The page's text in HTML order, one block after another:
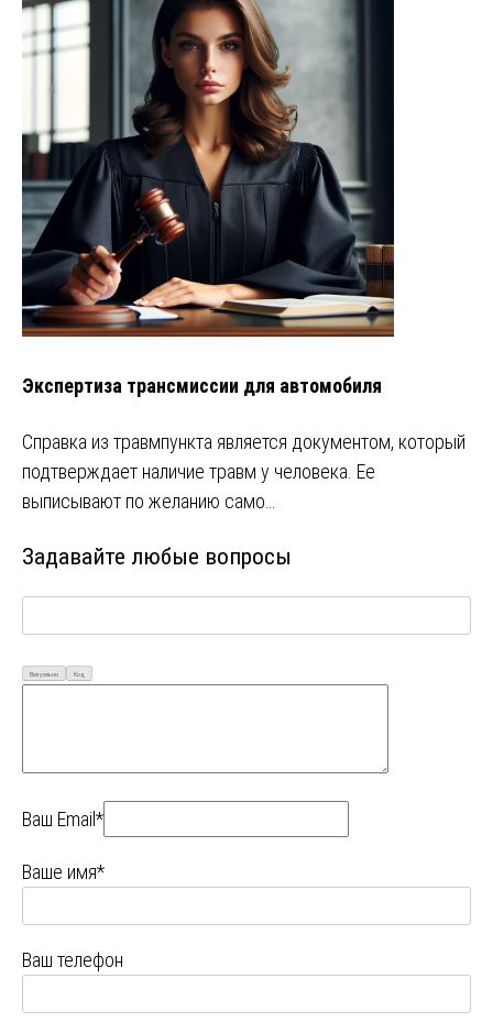
Экспертиза трансмиссии для автомобиля
Справка из травмпункта является документом, который
подтверждает наличие травм у человека. Ее
выписывают по желанию само…
Задавайте любые вопросы
Визуально Код
Ваш Email*
Ваше имя*
Ваш телефон